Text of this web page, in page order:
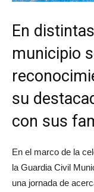
En
municipio
su
con sus
En el marco de la
la Guardia Civil
una jornada de